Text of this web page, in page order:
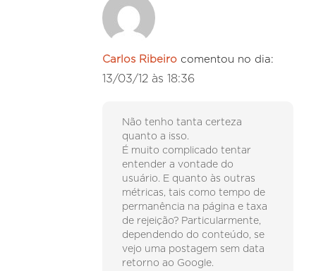
Carlos Ribeiro comentou no dia:
13/03/12 às 18:36
Não tenho tanta certeza
quanto a isso.
É muito complicado tentar
entender a vontade do
usuário. E quanto às outras
métricas, tais como tempo de
permanência na página e taxa
de rejeição? Particularmente,
dependendo do conteúdo, se
vejo uma postagem sem data
retorno ao Google.